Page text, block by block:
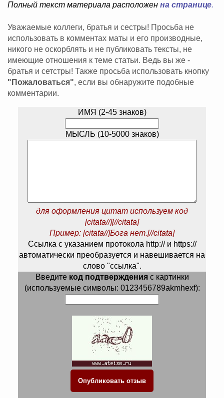
Полный текст материала расположен на странице.
Уважаемые коллеги, братья и сестры! Просьба не
использовать в комментах маты и его производные,
никого не оскорблять и не публиковать тексты, не
имеющие отношения к теме статьи. Ведь вы же -
братья и сетстры! Также просьба использовать кнопку
"Пожаловаться", если вы обнаружите подобные
комментарии.
ИМЯ (2-45 знаков)
МЫСЛЬ (10-5000 знаков)
для оформления цитат используем код
[citata//][//citata]
Пример: [citata//]Бога нет.[//citata]
Ссылка с указанием протокола http:// и https://
автоматически преобразуется и навешивается на
слово "ссылка".
Введите код подтвержденияс картинки
(используемые символы: 0123456789akmhexf):